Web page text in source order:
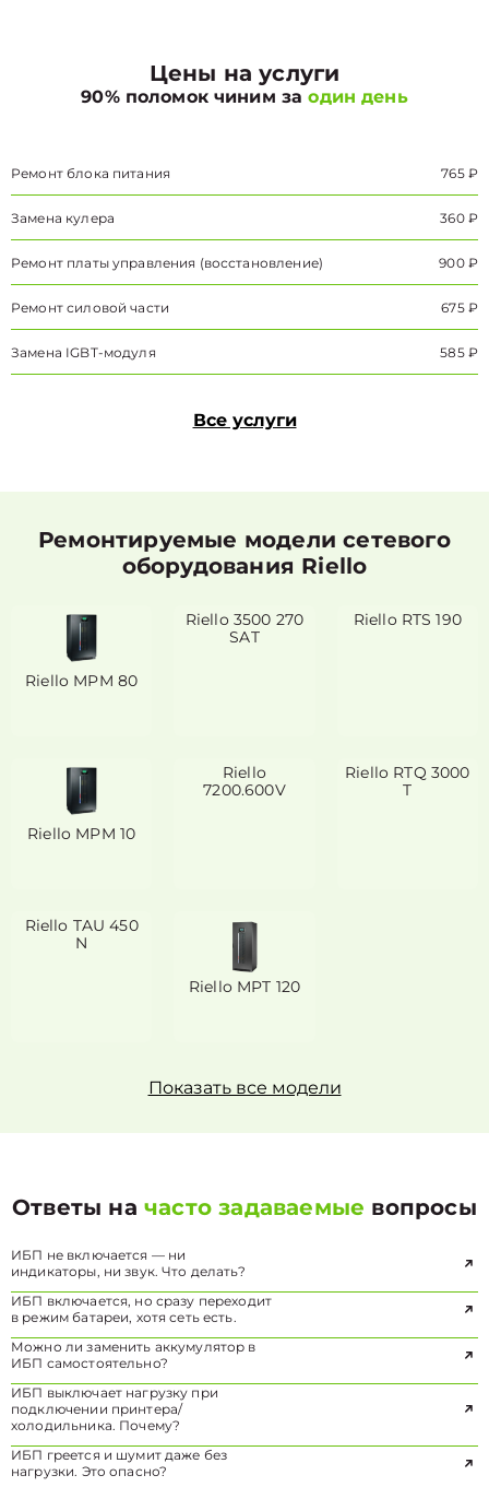
Цены на услуги
90% поломок чиним заодин день
Ремонт блока питания 765 ₽
Замена кулера 360 ₽
Ремонт платы управления (восстановление) 900 ₽
Ремонт силовой части 675 ₽
Замена IGBT-модуля 585 ₽
Все услуги
Ремонтируемые модели сетевого
оборудования Riello
Riello MPM 80
Riello 3500 270
SAT
Riello RTS 190
Riello MPM 10
Riello
7200.600V
Riello RTQ 3000
T
Riello TAU 450
N
Riello MPT 120
Показать все модели
Ответы начасто задаваемые вопросы
ИБП не включается — ни
индикаторы, ни звук. Что делать?
ИБП включается, но сразу переходит
в режим батареи, хотя сеть есть.
Можно ли заменить аккумулятор в
ИБП самостоятельно?
ИБП выключает нагрузку при
подключении принтера/
холодильника. Почему?
ИБП греется и шумит даже без
нагрузки. Это опасно?